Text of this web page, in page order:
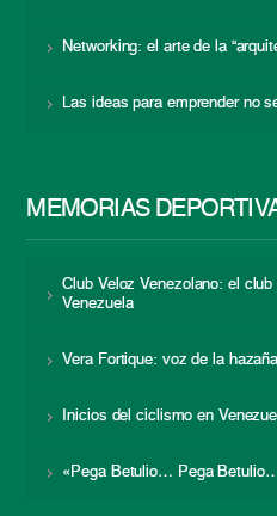
Networking: el arte de la
Las ideas para emprender no
MEMORIAS
Club Veloz Venezolano: el
Venezuela
Vera Fortique: voz de la
Inicios del ciclismo en
«Pega Betulio… Pega